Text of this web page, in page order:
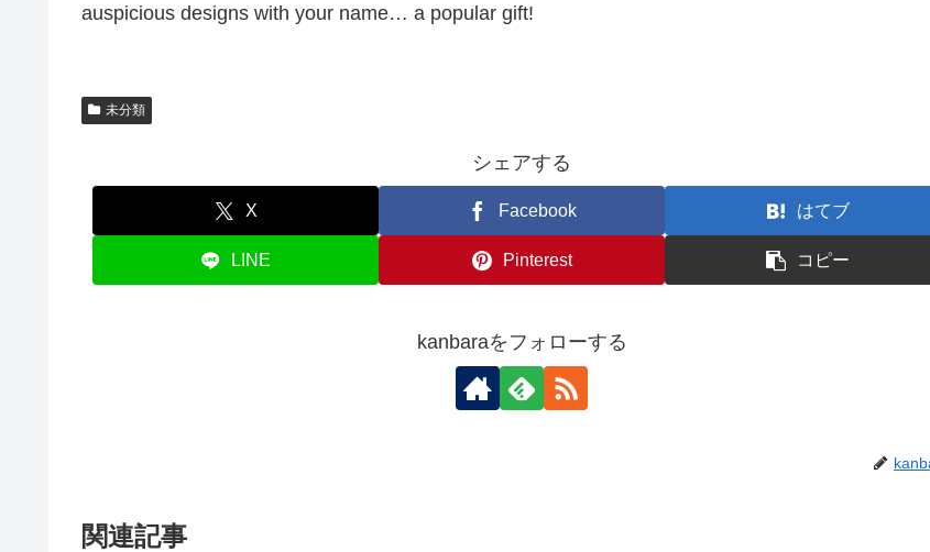
auspicious designs with your name… a popular gift!
未分類
シェアする
X Facebook はてブ
LINE Pinterest コピー
kanbaraをフォローする
関連記事